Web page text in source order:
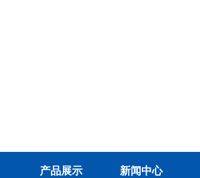
产品展示 新闻中心